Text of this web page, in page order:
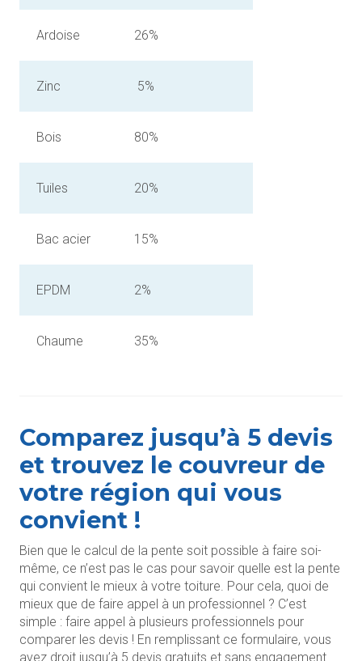
Ardoise 26%
Zinc 5%
Bois 80%
Tuiles 20%
Bac acier 15%
EPDM 2%
Chaume 35%
Comparez jusqu’à 5 devis
et trouvez le couvreur de
votre région qui vous
convient !
Bien que le calcul de la pente soit possible à faire soi-
même, ce n’est pas le cas pour savoir quelle est la pente
qui convient le mieux à votre toiture. Pour cela, quoi de
mieux que de faire appel à un professionnel ? C’est
simple : faire appel à plusieurs professionnels pour
comparer les devis ! En remplissant ce formulaire, vous
avez droit jusqu’à 5 devis gratuits et sans engagement